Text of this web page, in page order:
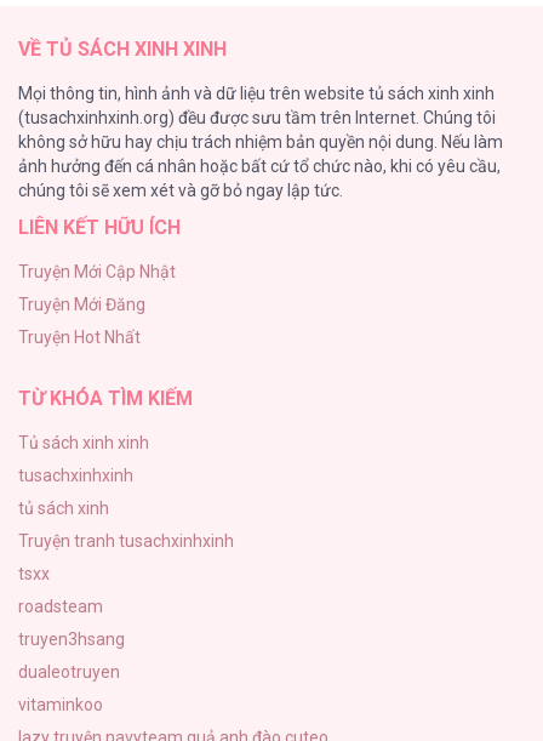
128
Bỏ Quách Chồng Con Đi, Tiền Bạc Mới Là Tất Cả
123
Tình yêu và danh vọng
Tùy Tâm Tùy Ý
105
VỀ TỦ SÁCH XINH XINH
Mọi thông tin, hình ảnh và dữ liệu trên website tủ sách xinh xinh
(tusachxinhxinh.org) đều được sưu tầm trên Internet. Chúng tôi
không sở hữu hay chịu trách nhiệm bản quyền nội dung. Nếu làm
ảnh hưởng đến cá nhân hoặc bất cứ tổ chức nào, khi có yêu cầu,
chúng tôi sẽ xem xét và gỡ bỏ ngay lập tức.
LIÊN KẾT HỮU ÍCH
Truyện Mới Cập Nhật
Truyện Mới Đăng
Truyện Hot Nhất
TỪ KHÓA TÌM KIẾM
Tủ sách xinh xinh
tusachxinhxinh
tủ sách xinh
Truyện tranh tusachxinhxinh
tsxx
roadsteam
truyen3hsang
dualeotruyen
vitaminkoo